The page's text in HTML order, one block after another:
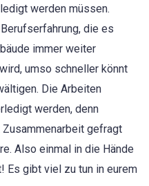
werden müssen.
die es
immer weiter
umso schneller könnt
Die Arbeiten
werden, denn
gefragt
Also einmal in die Hände
Es gibt viel zu tun in eurem